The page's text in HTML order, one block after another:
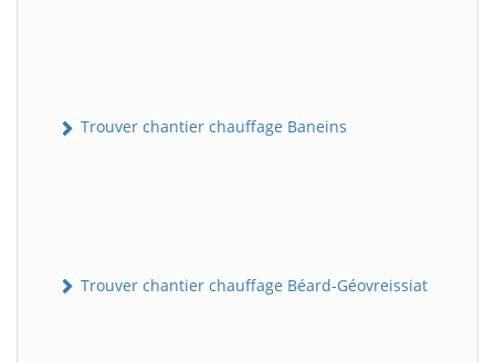
Trouver chantier chauffage Baneins
Trouver chantier chauffage Béard-Géovreissiat